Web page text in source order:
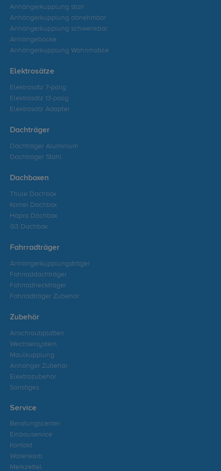
Anhängerkupplung starr
Anhängerkupplung abnehmbar
Anhängerkupplung schwenkbar
Anhängeböcke
Anhängerkupplung Wohnmobile
Elektrosätze
Elektrosatz 7-polig
Elektrosatz 13-polig
Elektrosatz Adapter
Dachträger
Dachträger Aluminium
Dachträger Stahl
Dachboxen
Thule Dachbox
Kamei Dachbox
Hapro Dachbox
G3 Dachbox
Fahrradträger
Anhängerkupplungsträger
Fahrraddachträger
Fahrradheckträger
Fahrradträger Zubehör
Zubehör
Anschraubplatten
Wechselsystem
Maulkupplung
Anhänger Zubehör
Elektrozubehör
Sonstiges
Service
Beratungscenter
Einbauservice
Kontakt
Warenkorb
Merkzettel